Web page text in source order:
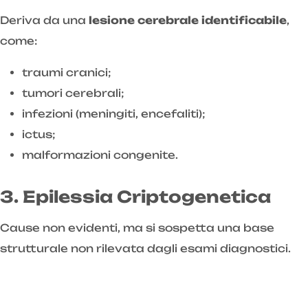
Deriva da una lesione cerebrale identificabile,
come:
traumi cranici;
tumori cerebrali;
infezioni (meningiti, encefaliti);
ictus;
malformazioni congenite.
3. Epilessia Criptogenetica
Cause non evidenti, ma si sospetta una base
strutturale non rilevata dagli esami diagnostici.